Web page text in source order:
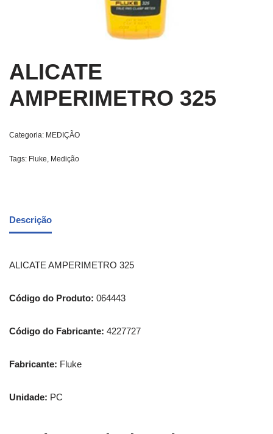
ALICATE
AMPERIMETRO 325
Categoria: MEDIÇÃO
Tags: Fluke, Medição
Descrição
ALICATE AMPERIMETRO 325
Código do Produto: 064443
Código do Fabricante: 4227727
Fabricante: Fluke
Unidade: PC